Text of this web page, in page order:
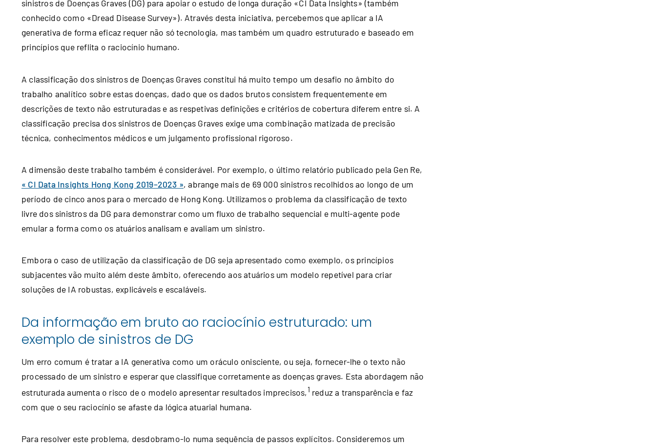
sinistros de Doenças Graves (DG) para apoiar o estudo de longa duração «CI Data Insights» (também
conhecido como «Dread Disease Survey»). Através desta iniciativa, percebemos que aplicar a IA
generativa de forma eficaz requer não só tecnologia, mas também um quadro estruturado e baseado em
princípios que reflita o raciocínio humano.
A classificação dos sinistros de Doenças Graves constitui há muito tempo um desafio no âmbito do
trabalho analítico sobre estas doenças, dado que os dados brutos consistem frequentemente em
descrições de texto não estruturadas e as respetivas definições e critérios de cobertura diferem entre si. A
classificação precisa dos sinistros de Doenças Graves exige uma combinação matizada de precisão
técnica, conhecimentos médicos e um julgamento profissional rigoroso.
A dimensão deste trabalho também é considerável. Por exemplo, o último relatório publicado pela Gen Re,
« CI Data Insights Hong Kong 2019–2023 », abrange mais de 69 000 sinistros recolhidos ao longo de um
período de cinco anos para o mercado de Hong Kong. Utilizamos o problema da classificação de texto
livre dos sinistros da DG para demonstrar como um fluxo de trabalho sequencial e multi-agente pode
emular a forma como os atuários analisam e avaliam um sinistro.
Embora o caso de utilização da classificação de DG seja apresentado como exemplo, os princípios
subjacentes vão muito além deste âmbito, oferecendo aos atuários um modelo repetível para criar
soluções de IA robustas, explicáveis e escaláveis.
Da informação em bruto ao raciocínio estruturado: um
exemplo de sinistros de DG
Um erro comum é tratar a IA generativa como um oráculo onisciente, ou seja, fornecer-lhe o texto não
processado de um sinistro e esperar que classifique corretamente as doenças graves. Esta abordagem não
estruturada aumenta o risco de o modelo apresentar resultados imprecisos, 1 reduz a transparência e faz
com que o seu raciocínio se afaste da lógica atuarial humana.
Para resolver este problema, desdobramo-lo numa sequência de passos explícitos. Consideremos um